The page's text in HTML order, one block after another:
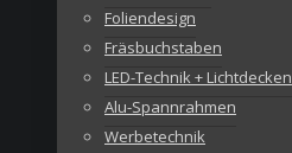
Foliendesign
Fräsbuchstaben
LED-Technik + Lichtdecken
Alu-Spannrahmen
Werbetechnik